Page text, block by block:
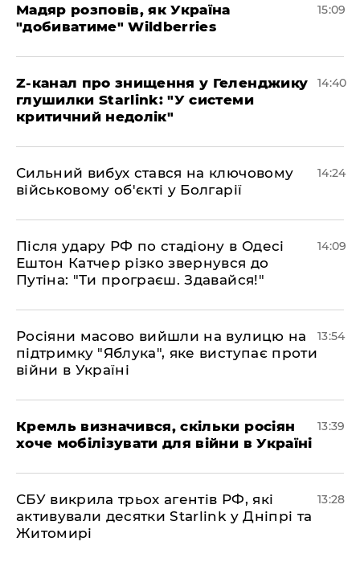
Мадяр розповів, як Україна
"добиватиме" Wildberries
15:09
Z-канал про знищення у Геленджику
глушилки Starlink: "У системи
критичний недолік"
14:40
Сильний вибух стався на ключовому
військовому об'єкті у Болгарії
14:24
Після удару РФ по стадіону в Одесі
Ештон Катчер різко звернувся до
Путіна: "Ти програєш. Здавайся!"
14:09
Росіяни масово вийшли на вулицю на
підтримку "Яблука", яке виступає проти
війни в Україні
13:54
Кремль визначився, скільки росіян
хоче мобілізувати для війни в Україні
13:39
СБУ викрила трьох агентів РФ, які
активували десятки Starlink у Дніпрі та
Житомирі
13:28